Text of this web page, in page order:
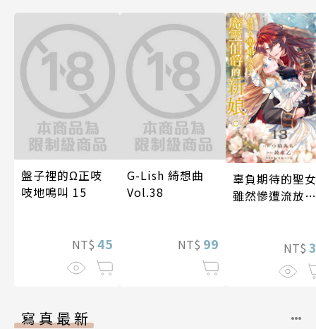
盤子裡的Ω正吱
吱地鳴叫 15
NT$ 45
G-Lish 綺想曲
Vol.38
NT$ 99
辜負期待的聖女
雖然慘遭流放，
娘。(第13話)
NT$
寫真最新